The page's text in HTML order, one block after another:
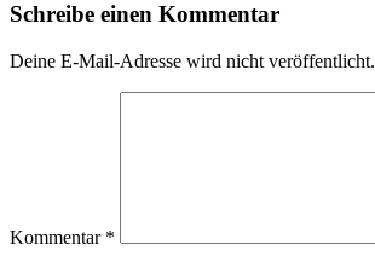
Schreibe einen Kommentar
Deine E-Mail-Adresse wird nicht veröffentlicht.
Kommentar *